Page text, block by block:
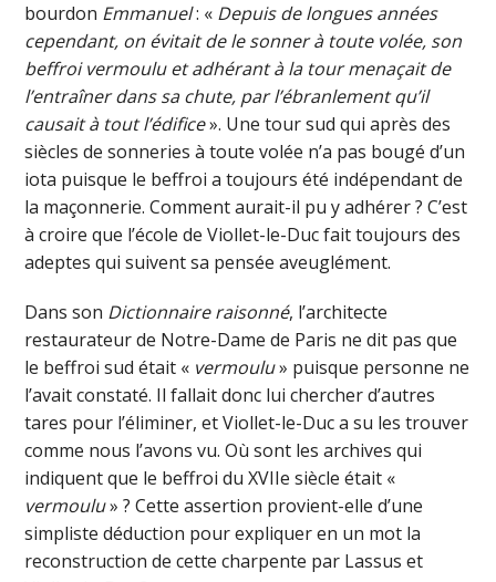
bourdon Emmanuel: « Depuis de longues années
cependant, on évitait de le sonner à toute volée, son
beffroi vermoulu et adhérant à la tour menaçait de
l’entraîner dans sa chute, par l’ébranlement qu’il
causait à tout l’édifice». Une tour sud qui après des
siècles de sonneries à toute volée n’a pas bougé d’un
iota puisque le beffroi a toujours été indépendant de
la maçonnerie. Comment aurait-il pu y adhérer ? C’est
à croire que l’école de Viollet-le-Duc fait toujours des
adeptes qui suivent sa pensée aveuglément.
Dans son Dictionnaire raisonné, l’architecte
restaurateur de Notre-Dame de Paris ne dit pas que
le beffroi sud était « vermoulu» puisque personne ne
l’avait constaté. Il fallait donc lui chercher d’autres
tares pour l’éliminer, et Viollet-le-Duc a su les trouver
comme nous l’avons vu. Où sont les archives qui
indiquent que le beffroi du XVIIe siècle était «
vermoulu» ? Cette assertion provient-elle d’une
simpliste déduction pour expliquer en un mot la
reconstruction de cette charpente par Lassus et